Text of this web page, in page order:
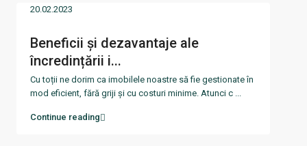
Beneficii și dezavantaje ale
încredințării i...
20.02.2023
Cu toții ne dorim ca imobilele noastre să fie gestionate în
mod eficient, fără griji și cu costuri minime. Atunci c ...
Continue reading